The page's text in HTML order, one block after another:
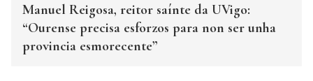
Manuel Reigosa, reitor saínte da UVigo:
“Ourense precisa esforzos para non ser unha
provincia esmorecente”